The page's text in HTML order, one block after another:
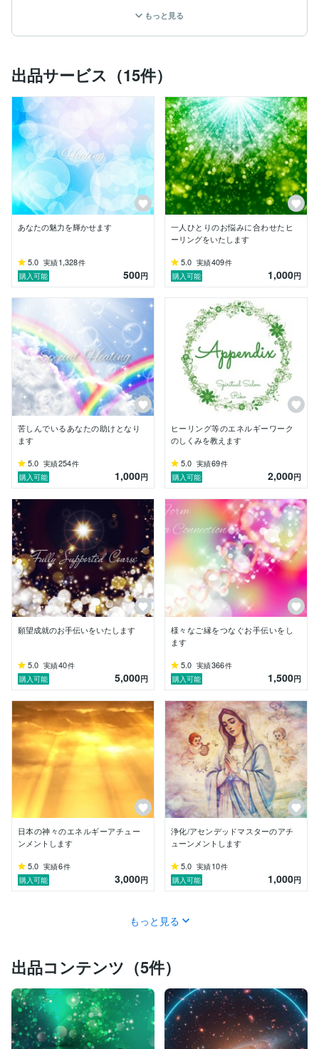
術をご提供しています。
けております。
また、ご相談内容を文章にするのが難しい方にも対応可
能な施術をご用意しております。
施術メニューの詳細については、ココナラブログにてご
案内しています。
どのメニューを選べばよいか迷われた場合は、お気軽に
DMよりご相談くださいね。
対応できない施術については、はっきりとお伝えしてお
りますが、必ず代替案をご提示させていただいておりま
す。
なお、円滑なコミュニケーションが難しいと判断した場
とがございます。
何卒ご了承ください。
また、あらかじめ施術スケジュールが決まっている場合
は、その日程に合わせて施術を行っておりますので、安
心してお任せくださいね。
わたくしはどこかの団体に所属しているわけではなく、
改名なども行っておりません。
個人で開業し、「璃子（りこ）」の名前で活動しており
ます。
同じお名前や似たお名前の方がいらっしゃる場合でも、
もっと見る
出品サービス（15件）
あなたの魅力を輝かせます
5.0 実績1,328件
購入可能
500円
一人ひとりのお悩みに合わせたヒ
ーリングをいたします
5.0 実績409件
購入可能
1,000円
苦しんでいるあなたの助けとなり
ます
5.0 実績254件
購入可能
1,000円
ヒーリング等のエネルギーワーク
のしくみを教えます
5.0 実績69件
購入可能
2,000円
願望成就のお手伝いをいたします
5.0 実績40件
購入可能
5,000円
様々なご縁をつなぐお手伝いをし
ます
5.0 実績366件
購入可能
1,500円
日本の神々のエネルギーアチュー
ンメントします
5.0 実績6件
購入可能
3,000円
浄化/アセンデッドマスターのアチ
ューンメントします
5.0 実績10件
購入可能
1,000円
もっと見る
出品コンテンツ（5件）